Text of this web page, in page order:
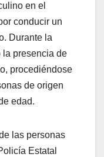
en el
conducir un
Durante la
la presencia de
procediéndose
de origen
edad.
las personas
Estatal